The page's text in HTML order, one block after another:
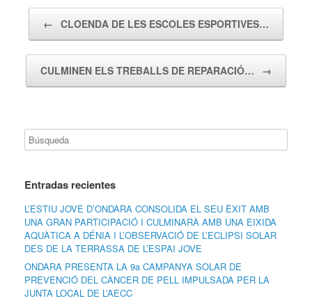
← CLOENDA DE LES ESCOLES ESPORTIVES…
CULMINEN ELS TREBALLS DE REPARACIÓ… →
Entradas recientes
L’ESTIU JOVE D’ONDARA CONSOLIDA EL SEU ÈXIT AMB
UNA GRAN PARTICIPACIÓ I CULMINARÀ AMB UNA EIXIDA
AQUÀTICA A DÉNIA I L’OBSERVACIÓ DE L’ECLIPSI SOLAR
DES DE LA TERRASSA DE L’ESPAI JOVE
ONDARA PRESENTA LA 9a CAMPANYA SOLAR DE
PREVENCIÓ DEL CÀNCER DE PELL IMPULSADA PER LA
JUNTA LOCAL DE L’AECC